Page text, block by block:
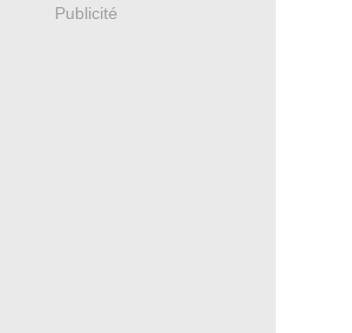
Publicité